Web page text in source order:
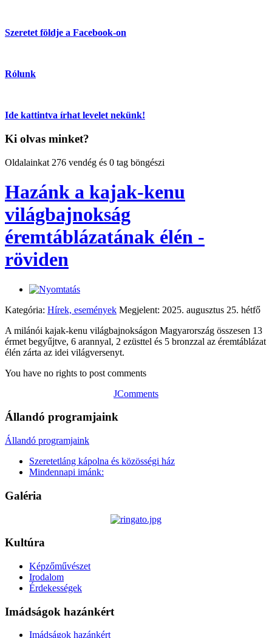
Szeretet földje a Facebook-on
Rólunk
Ide kattintva írhat levelet nekünk!
Ki olvas minket?
Oldalainkat 276 vendég és 0 tag böngészi
Hazánk a kajak-kenu
világbajnokság
éremtáblázatának élén -
röviden
Kategória: Hírek, események Megjelent: 2025. augusztus 25. hétfő
A milánói kajak-kenu világbajnokságon Magyarország összesen 13
érmet begyűjtve, 6 arannyal, 2 ezüsttel és 5 bronzzal az éremtáblázat
élén zárta az idei világversenyt.
You have no rights to post comments
JComments
Állandó programjaink
Állandó programjaink
Szeretetláng kápolna és közösségi ház
Mindennapi imánk:
Galéria
Kultúra
Képzőművészet
Irodalom
Érdekességek
Imádságok hazánkért
Imádságok hazánkért